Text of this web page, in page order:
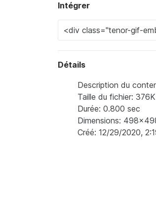
Intégrer
Détails
Description du
Taille du fichier:
Durée: 0.800 sec
Dimensions:
Créé: 12/29/2020,